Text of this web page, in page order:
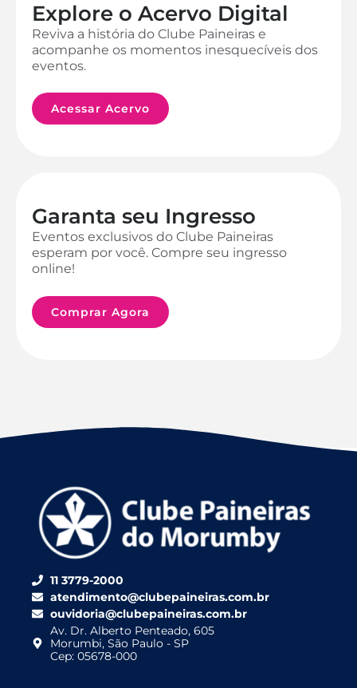
Explore o Acervo Digital
Reviva a história do Clube Paineiras e
acompanhe os momentos inesquecíveis dos
eventos.
Acessar Acervo
Garanta seu Ingresso
Eventos exclusivos do Clube Paineiras
esperam por você. Compre seu ingresso
online!
Comprar Agora
11 3779-2000
atendimento@clubepaineiras.com.br
ouvidoria@clubepaineiras.com.br
Av. Dr. Alberto Penteado, 605
Morumbi, São Paulo - SP
Cep: 05678-000